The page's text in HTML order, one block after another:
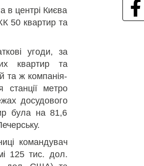
в центрі Києва
50 квартир та
угоди, за
квартир та
та ж компанія-
метро
досудового
була на 81,6
командувач
125 тис. дол.